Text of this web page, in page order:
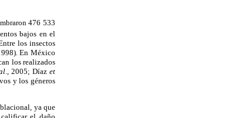
476 533
bajos en el
los insectos
En México
los realizados
., 2005; Díazet
y los géneros
ya que